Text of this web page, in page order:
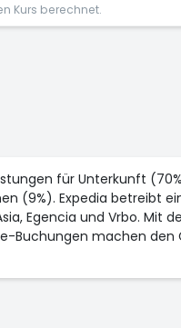
Kurs berechnet.
für Unterkunft
(9%). Expedia betreibt
Egencia und Vrbo. Mit
machen den